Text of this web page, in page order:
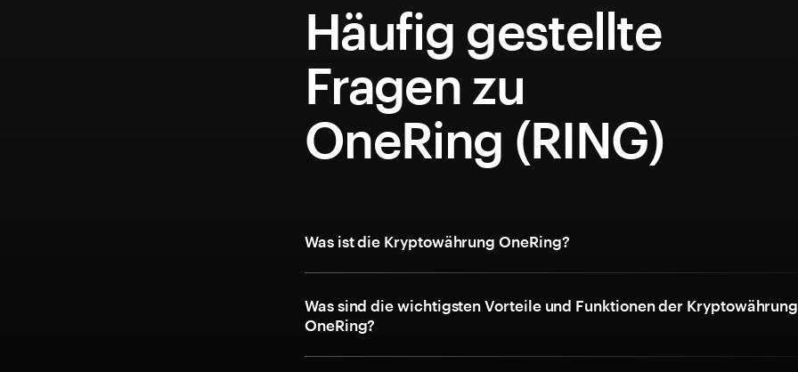
Häufig gestellte
Fragen zu
OneRing (RING)
Was ist die Kryptowährung OneRing?
Was sind die wichtigsten Vorteile und Funktionen der Kryptowährung
OneRing?